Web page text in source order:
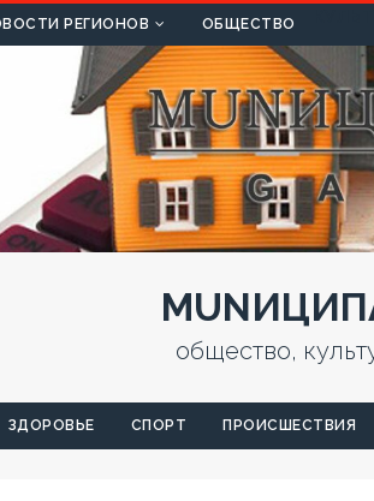
РЕГИОНОВ ОБЩЕСТВО
общество,
ЗДОРОВЬЕ СПОРТ ПРОИСШЕСТВИЯ